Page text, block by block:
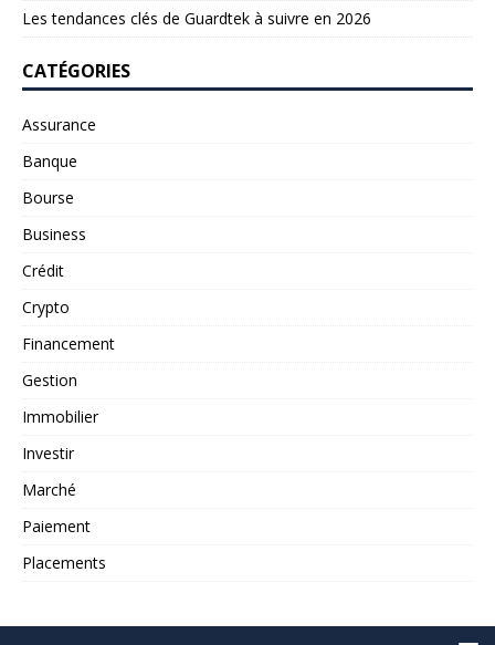
Les tendances clés de Guardtek à suivre en 2026
CATÉGORIES
Assurance
Banque
Bourse
Business
Crédit
Crypto
Financement
Gestion
Immobilier
Investir
Marché
Paiement
Placements